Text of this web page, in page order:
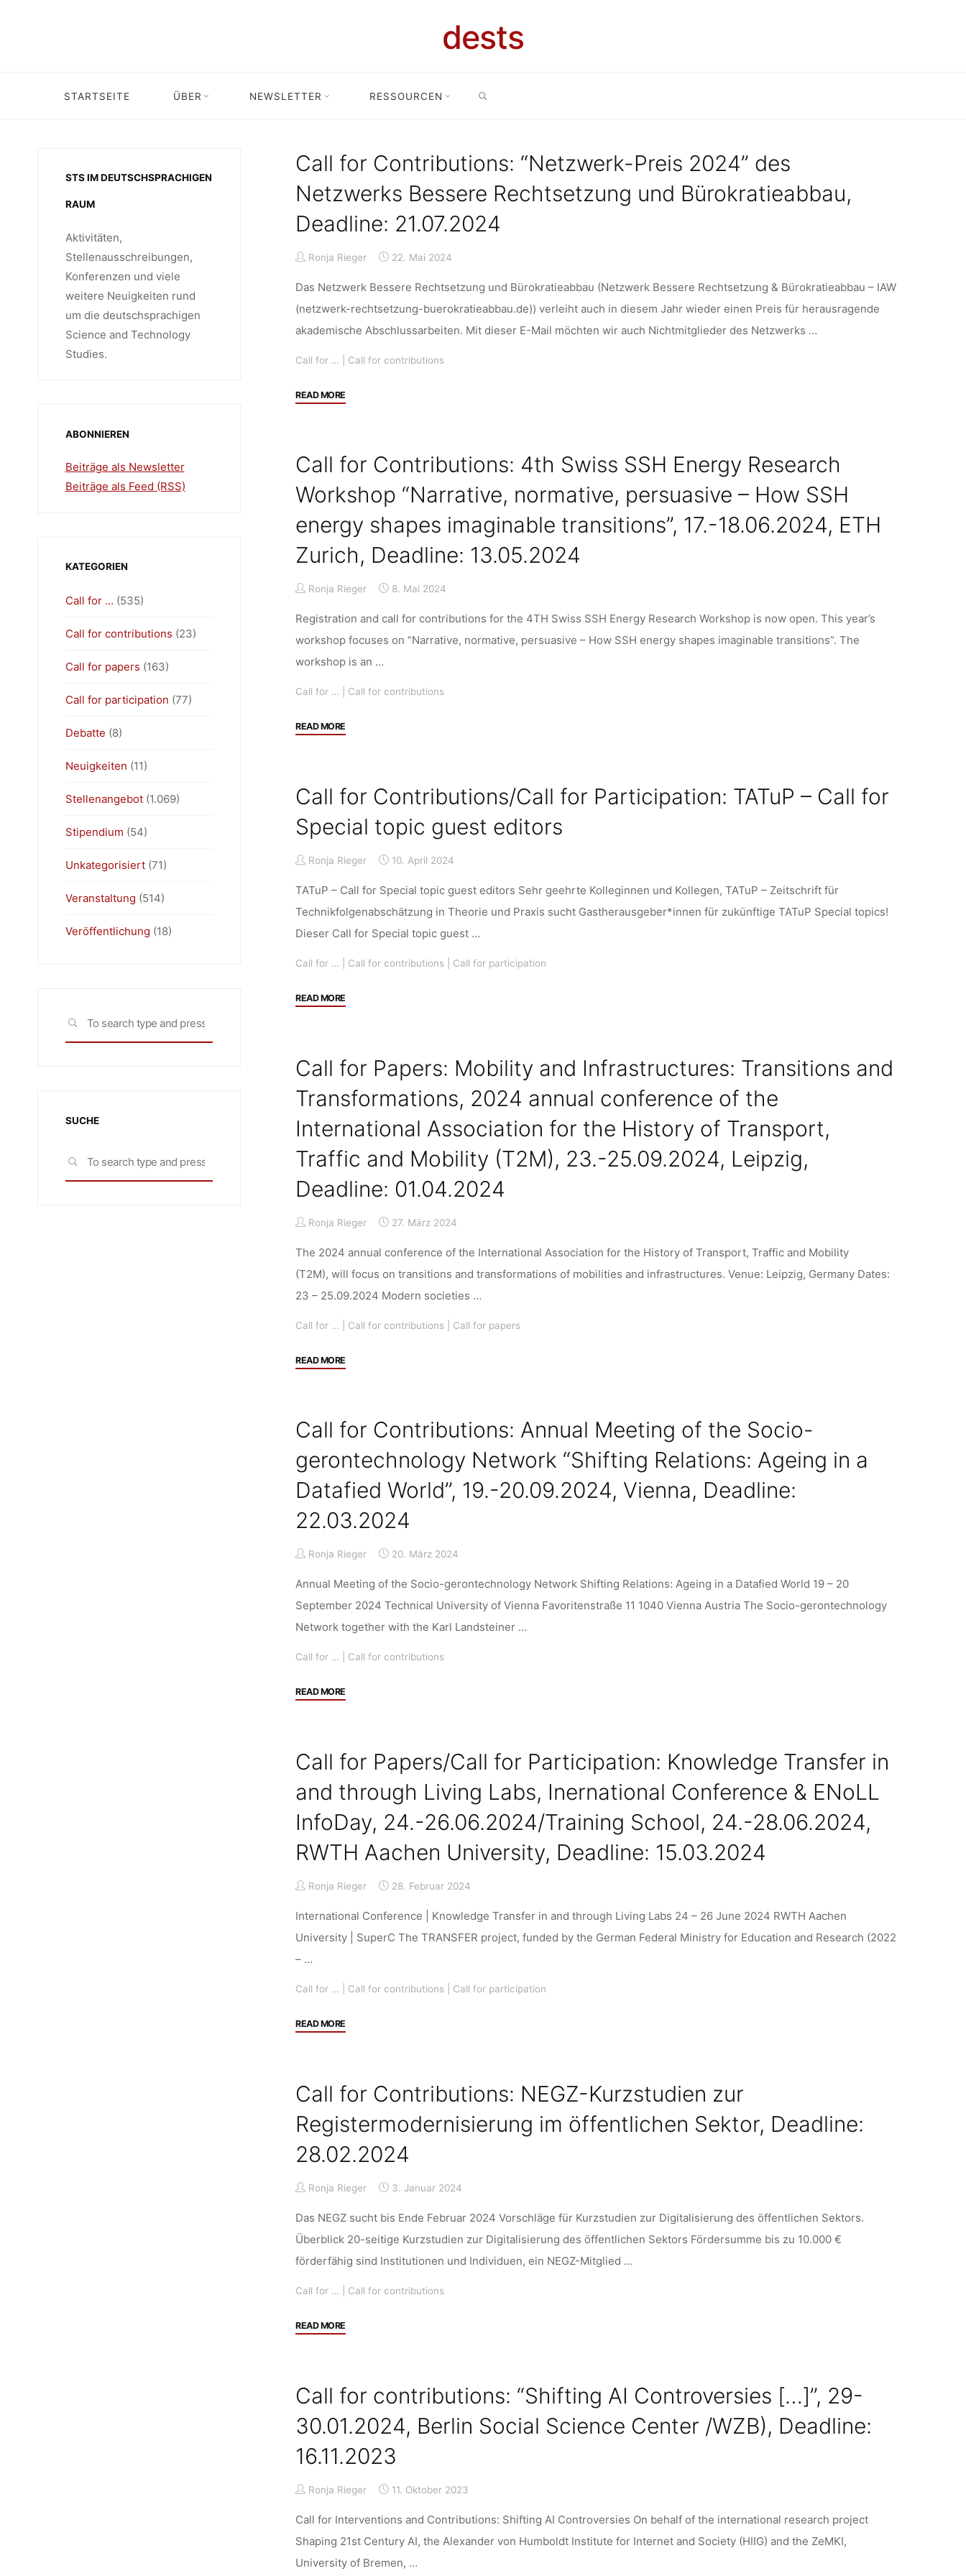
dests
STARTSEITE ÜBER NEWSLETTER RESSOURCEN
KATEGORIE: CALL FOR
CONTRIBUTIONS
HomeCall for … Archive for category "Call for contributions"
Call for Contributions: “Netzwerk-Preis 2024” des
Netzwerks Bessere Rechtsetzung und Bürokratieabbau,
Deadline: 21.07.2024
Ronja Rieger 22. Mai 2024
Das Netzwerk Bessere Rechtsetzung und Bürokratieabbau (Netzwerk Bessere Rechtsetzung & Bürokratieabbau – IAW
(netzwerk-rechtsetzung-buerokratieabbau.de)) verleiht auch in diesem Jahr wieder einen Preis für herausragende
akademische Abschlussarbeiten. Mit dieser E-Mail möchten wir auch Nichtmitglieder des Netzwerks …
Call for … Call for contributions
READ MORE"Call
Preis
des
Netzwerks
Bessere
Rechtsetzung
Bürokratieabbau,
Call for Contributions: 4th Swiss SSH Energy Research
Workshop “Narrative, normative, persuasive – How SSH
energy shapes imaginable transitions”, 17.-18.06.2024, ETH
Zurich, Deadline: 13.05.2024
Ronja Rieger 8. Mai 2024
Registration and call for contributions for the 4TH Swiss SSH Energy Research Workshop is now open. This year’s
workshop focuses on “Narrative, normative, persuasive – How SSH energy shapes imaginable transitions”. The
workshop is an …
Call for … Call for contributions
READ MORE"Call
Swiss
Energy
Workshop
“Narrative,
normative,
How
energy
17.-18.06.2024,
Zurich,
Deadline:
13.05.2024"
Call for Contributions/Call for Participation: TATuP – Call for
Special topic guest editors
Ronja Rieger 10. April 2024
TATuP – Call for Special topic guest editors Sehr geehrte Kolleginnen und Kollegen, TATuP – Zeitschrift für
Technikfolgenabschätzung in Theorie und Praxis sucht Gastherausgeber*innen für zukünftige TATuP Special topics!
Dieser Call for Special topic guest …
Call for … Call for contributions Call for participation
READ MORE"Call
Participation:
–
Call
Special
guest
Call for Papers: Mobility and Infrastructures: Transitions and
Transformations, 2024 annual conference of the
International Association for the History of Transport,
Traffic and Mobility (T2M), 23.-25.09.2024, Leipzig,
Deadline: 01.04.2024
Ronja Rieger 27. März 2024
The 2024 annual conference of the International Association for the History of Transport, Traffic and Mobility
(T2M), will focus on transitions and transformations of mobilities and infrastructures. Venue: Leipzig, Germany Dates:
23 – 25.09.2024 Modern societies …
Call for … Call for contributions Call for papers
READ MORE"Call
and
Transitions
and
2024
conference
International
Association
of
and
Mobility
(T2M),
23.-25.09.2024,
Leipzig,
Deadline:
01.04.2024"
Call for Contributions: Annual Meeting of the Socio-
gerontechnology Network “Shifting Relations: Ageing in a
Datafied World”, 19.-20.09.2024, Vienna, Deadline:
22.03.2024
Ronja Rieger 20. März 2024
Annual Meeting of the Socio-gerontechnology Network Shifting Relations: Ageing in a Datafied World 19 – 20
September 2024 Technical University of Vienna Favoritenstraße 11 1040 Vienna Austria The Socio-gerontechnology
Network together with the Karl Landsteiner …
Call for … Call for contributions
READ MORE"Call
Meeting
the
Socio-
gerontechnology
Network
Relations:
a
Deadline:
Call for Papers/Call for Participation: Knowledge Transfer in
and through Living Labs, Inernational Conference & ENoLL
InfoDay, 24.-26.06.2024/Training School, 24.-28.06.2024,
RWTH Aachen University, Deadline: 15.03.2024
Ronja Rieger 28. Februar 2024
International Conference | Knowledge Transfer in and through Living Labs 24 – 26 June 2024 RWTH Aachen
University | SuperC The TRANSFER project, funded by the German Federal Ministry for Education and Research (2022
– …
Call for … Call for contributions Call for participation
READ MORE"Call
Participation:
Transfer
in
through
Labs,
Inernational
Conference
ENoLL
24.-26.06.2024/Training
Aachen
University,
Deadline:
15.03.2024"
Call for Contributions: NEGZ-Kurzstudien zur
Registermodernisierung im öffentlichen Sektor, Deadline:
28.02.2024
Ronja Rieger 3. Januar 2024
Das NEGZ sucht bis Ende Februar 2024 Vorschläge für Kurzstudien zur Digitalisierung des öffentlichen Sektors.
Überblick 20-seitige Kurzstudien zur Digitalisierung des öffentlichen Sektors Fördersumme bis zu 10.000 €
förderfähig sind Institutionen und Individuen, ein NEGZ-Mitglied …
Call for … Call for contributions
READ MORE"Call
Kurzstudien
Registermodernisierung
im
Sektor,
28.02.2024"
Call for contributions: “Shifting AI Controversies […]”, 29-
30.01.2024, Berlin Social Science Center /WZB), Deadline:
16.11.2023
Ronja Rieger 11. Oktober 2023
Call for Interventions and Contributions: Shifting AI Controversies On behalf of the international research project
Shaping 21st Century AI, the Alexander von Humboldt Institute for Internet and Society (HIIG) and the ZeMKI,
University of Bremen, …
STS IM DEUTSCHSPRACHIGEN
RAUM
Aktivitäten,
Stellenausschreibungen,
Konferenzen und viele
weitere Neuigkeiten rund
um die deutschsprachigen
Science and Technology
Studies.
ABONNIEREN
Beiträge als Newsletter
Beiträge als Feed (RSS)
KATEGORIEN
Call for … (535)
Call for contributions (23)
Call for papers (163)
Call for participation (77)
Debatte (8)
Neuigkeiten (11)
Stellenangebot(1.069)
Stipendium (54)
Unkategorisiert(71)
Veranstaltung (514)
Veröffentlichung (18)
SEARCH
SUCHE
SEARCH